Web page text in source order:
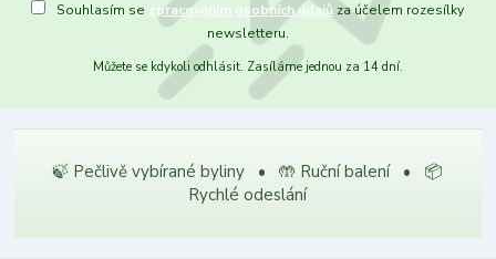
Souhlasím se zpracováním osobních údajů za účelem rozesílky
newsletteru.
Můžete se kdykoli odhlásit. Zasíláme jednou za 14 dní.
🍃 Pečlivě vybírané byliny • 🤲 Ruční balení • 📦
Rychlé odeslání